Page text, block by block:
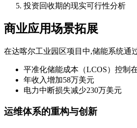
投资回收期的现实可行性分析
商业应用场景拓展
在达喀尔工业园区项目中,储能系统通
平准化储能成本（LCOS）控制
年收入增加58万美元
电力中断损失减少230万美元
运维体系的重构与创新